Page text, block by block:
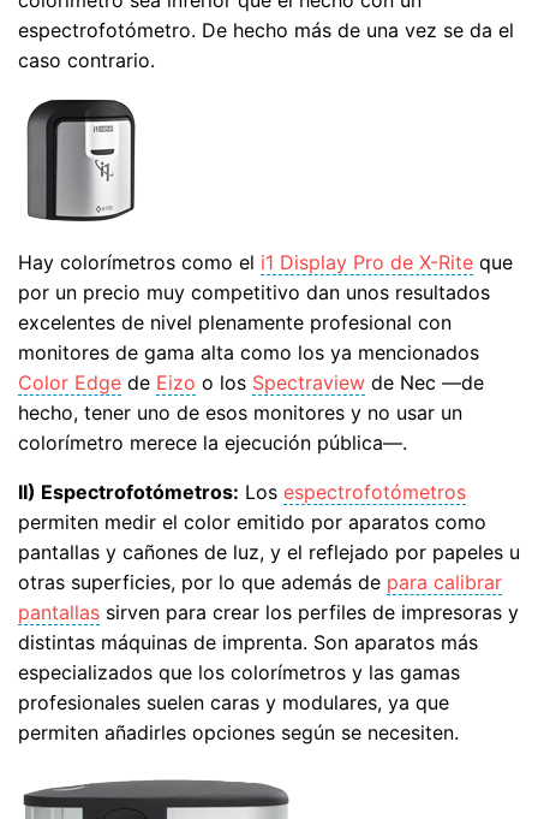
espectrofotómetro. De hecho más de una vez se da el
caso contrario.
Hay colorímetros como el i1 Display Pro de X-Rite que
por un precio muy competitivo dan unos resultados
excelentes de nivel plenamente profesional con
monitores de gama alta como los ya mencionados
Color Edge de Eizo o los Spectraview de Nec —de
hecho, tener uno de esos monitores y no usar un
colorímetro merece la ejecución pública—.
II) Espectrofotómetros: Los espectrofotómetros
permiten medir el color emitido por aparatos como
pantallas y cañones de luz, y el reflejado por papeles u
otras superficies, por lo que además de para calibrar
pantallas sirven para crear los perfiles de impresoras y
distintas máquinas de imprenta. Son aparatos más
especializados que los colorímetros y las gamas
profesionales suelen caras y modulares, ya que
permiten añadirles opciones según se necesiten.